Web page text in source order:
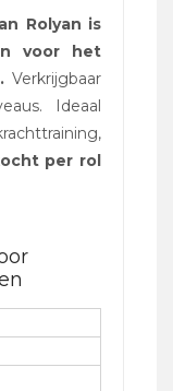
Rolyan is
voor het
Verkrijgbaar
Ideaal
per rol